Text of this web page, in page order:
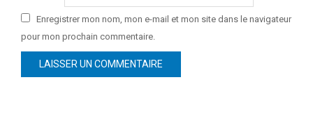
Enregistrer mon nom, mon e-mail et mon site dans le navigateur
pour mon prochain commentaire.